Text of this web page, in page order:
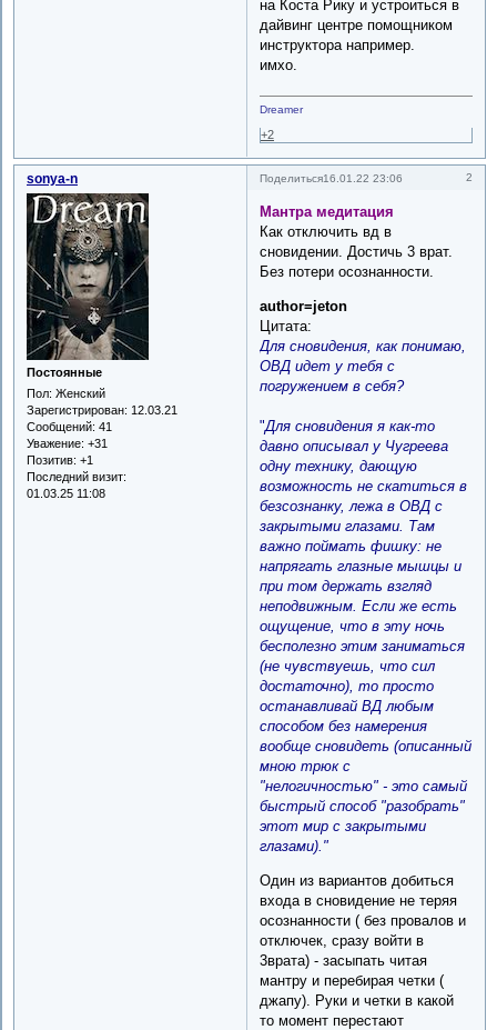
на Коста Рику и устроиться в
дайвинг центре помощником
инструктора например.
имхо.
Dreamer
+2
Поделиться 2
16.01.22 23:06
sonya-n
Постоянные
Пол: Женский
Зарегистрирован: 12.03.21
Сообщений: 41
Уважение: +31
Позитив: +1
Последний визит:
01.03.25 11:08
Мантра медитация
Как отключить вд в
сновидении. Достичь 3 врат.
Без потери осознанности.
author=jeton
Цитата:
Для сновидения, как понимаю,
ОВД идет у тебя с
погружением в себя?
"Для сновидения я как-то
давно описывал у Чугреева
одну технику, дающую
возможность не скатиться в
безсознанку, лежа в ОВД с
закрытыми глазами. Там
важно поймать фишку: не
напрягать глазные мышцы и
при том держать взгляд
неподвижным. Если же есть
ощущение, что в эту ночь
бесполезно этим заниматься
(не чувствуешь, что сил
достаточно), то просто
останавливай ВД любым
способом без намерения
вообще сновидеть (описанный
мною трюк с
"нелогичностью" - это самый
быстрый способ "разобрать"
этот мир с закрытыми
глазами)."
Один из вариантов добиться
входа в сновидение не теряя
осознанности ( без провалов и
отключек, сразу войти в
3врата) - засыпать читая
мантру и перебирая четки (
джапу). Руки и четки в какой
то момент перестают